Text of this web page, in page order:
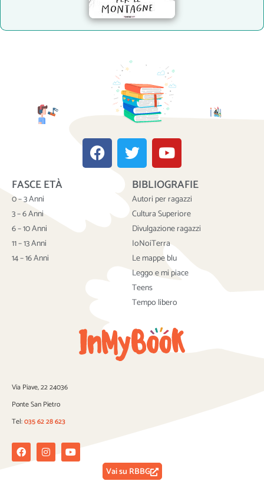
F
a
c
T
w
i
t
t
e
r
Y
o
u
t
u
b
e
FASCE ETÀ
0 – 3 Anni
3 – 6 Anni
6 – 10 Anni
11 – 13 Anni
14 – 16 Anni
BIBLIOGRAFIE
Autori per ragazzi
Cultura Superiore
Divulgazione ragazzi
IoNoiTerra
Le mappe blu
Leggo e mi piace
Teens
Tempo libero
Via Piave, 22 24036
Ponte San Pietro
Tel:035 62 28 623
FacebookInstagramYoutube
Vai su RBBG